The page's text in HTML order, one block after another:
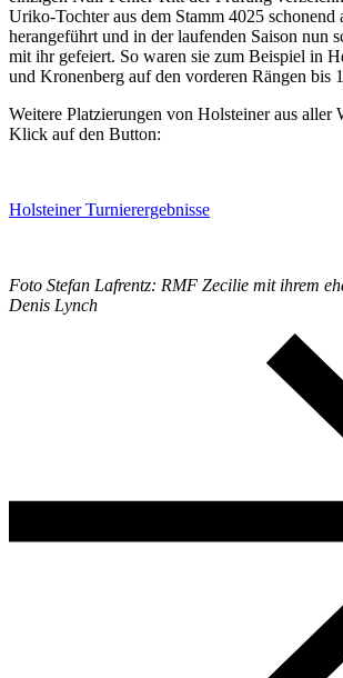
Uriko-Tochter aus dem Stamm 4025 schonend
herangeführt und in der laufenden Saison nun
mit ihr gefeiert. So waren sie zum Beispiel in
und Kronenberg auf den vorderen Rängen bis
Weitere Platzierungen von Holsteiner aus aller
Klick auf den Button:
Holsteiner Turnierergebnisse
Foto Stefan Lafrentz: RMF Zecilie mit ihrem
Denis Lynch